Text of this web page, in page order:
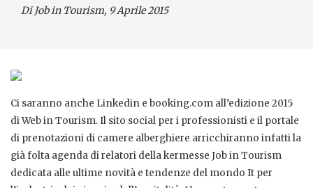
Di Job in Tourism, 9 Aprile 2015
Ci saranno anche Linkedin e booking.com all’edizione 2015
di Web in Tourism. Il sito social per i professionisti e il portale
di prenotazioni di camere alberghiere arricchiranno infatti la
già folta agenda di relatori della kermesse Job in Tourism
dedicata alle ultime novità e tendenze del mondo It per